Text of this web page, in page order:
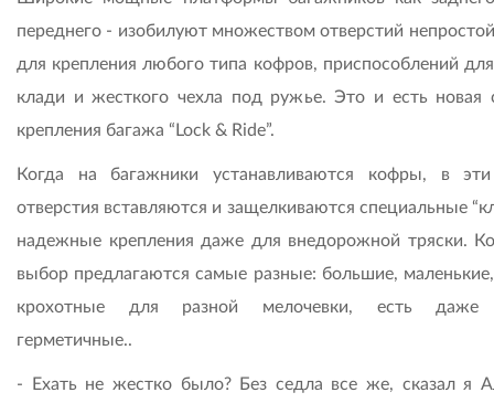
переднего - изобилуют множеством отверстий
для крепления любого типа кофров, приспособлений
клади и жесткого чехла под ружье. Это и есть новая
крепления багажа “Lock & Ride”.
Когда на багажники устанавливаются кофры, в
отверстия вставляются и защелкиваются специальные
надежные крепления даже для внедорожной тряски.
выбор предлагаются самые разные: большие,
крохотные для разной мелочевки, есть даже
герметичные..
- Ехать не жестко было? Без седла все же, сказал я